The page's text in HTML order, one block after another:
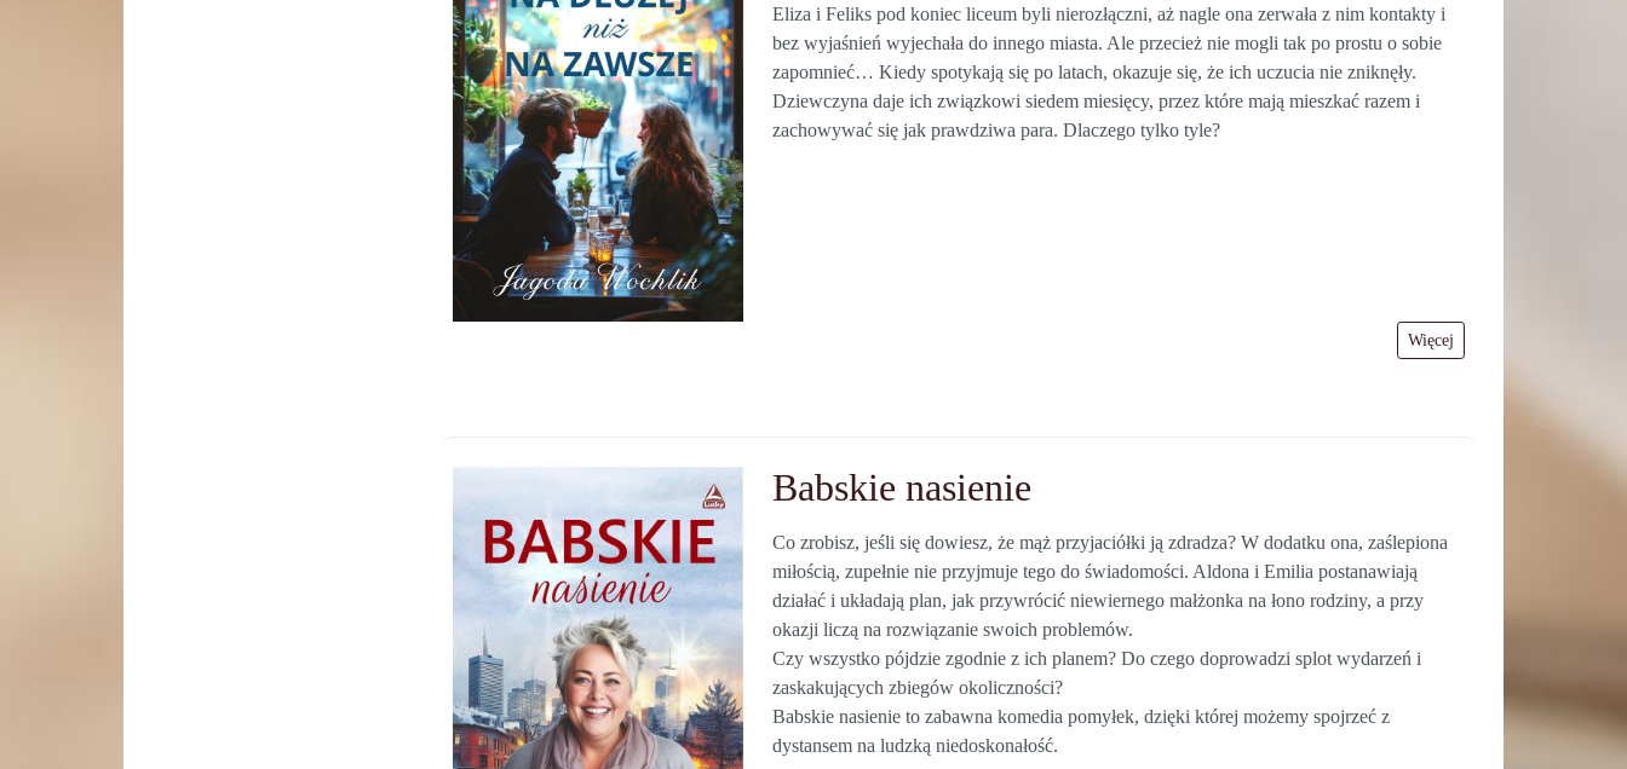
Eliza i Feliks pod koniec liceum byli nierozłączni, aż nagle ona zerwała z nim kontakty i
bez wyjaśnień wyjechała do innego miasta. Ale przecież nie mogli tak po prostu o sobie
zapomnieć… Kiedy spotykają się po latach, okazuje się, że ich uczucia nie zniknęły.
Dziewczyna daje ich związkowi siedem miesięcy, przez które mają mieszkać razem i
zachowywać się jak prawdziwa para. Dlaczego tylko tyle?
Więcej
Babskie nasienie
Co zrobisz, jeśli się dowiesz, że mąż przyjaciółki ją zdradza? W dodatku ona, zaślepiona
miłością, zupełnie nie przyjmuje tego do świadomości. Aldona i Emilia postanawiają
działać i układają plan, jak przywrócić niewiernego małżonka na łono rodziny, a przy
okazji liczą na rozwiązanie swoich problemów.
Czy wszystko pójdzie zgodnie z ich planem? Do czego doprowadzi splot wydarzeń i
zaskakujących zbiegów okoliczności?
Babskie nasienie to zabawna komedia pomyłek, dzięki której możemy spojrzeć z
dystansem na ludzką niedoskonałość.